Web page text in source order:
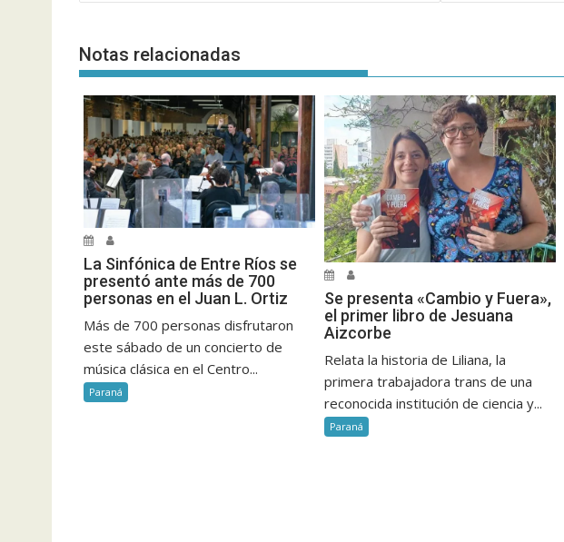
entradas
Notas relacionadas
La Sinfónica de Entre Ríos se
presentó ante más de 700
personas en el Juan L. Ortiz
Más de 700 personas disfrutaron
este sábado de un concierto de
música clásica en el Centro...
Paraná
Se presenta «Cambio y Fuera»,
el primer libro de Jesuana
Aizcorbe
Relata la historia de Liliana, la
primera trabajadora trans de una
reconocida institución de ciencia y...
Paraná